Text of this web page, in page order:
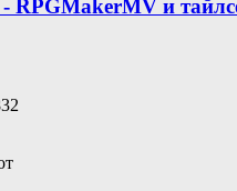
RPGMakerMV и